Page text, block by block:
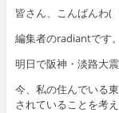
皆さん、こんばんわ(
編集者のradiantです。
明日で阪神・淡路大
今、私の住んでいる
されていることを考